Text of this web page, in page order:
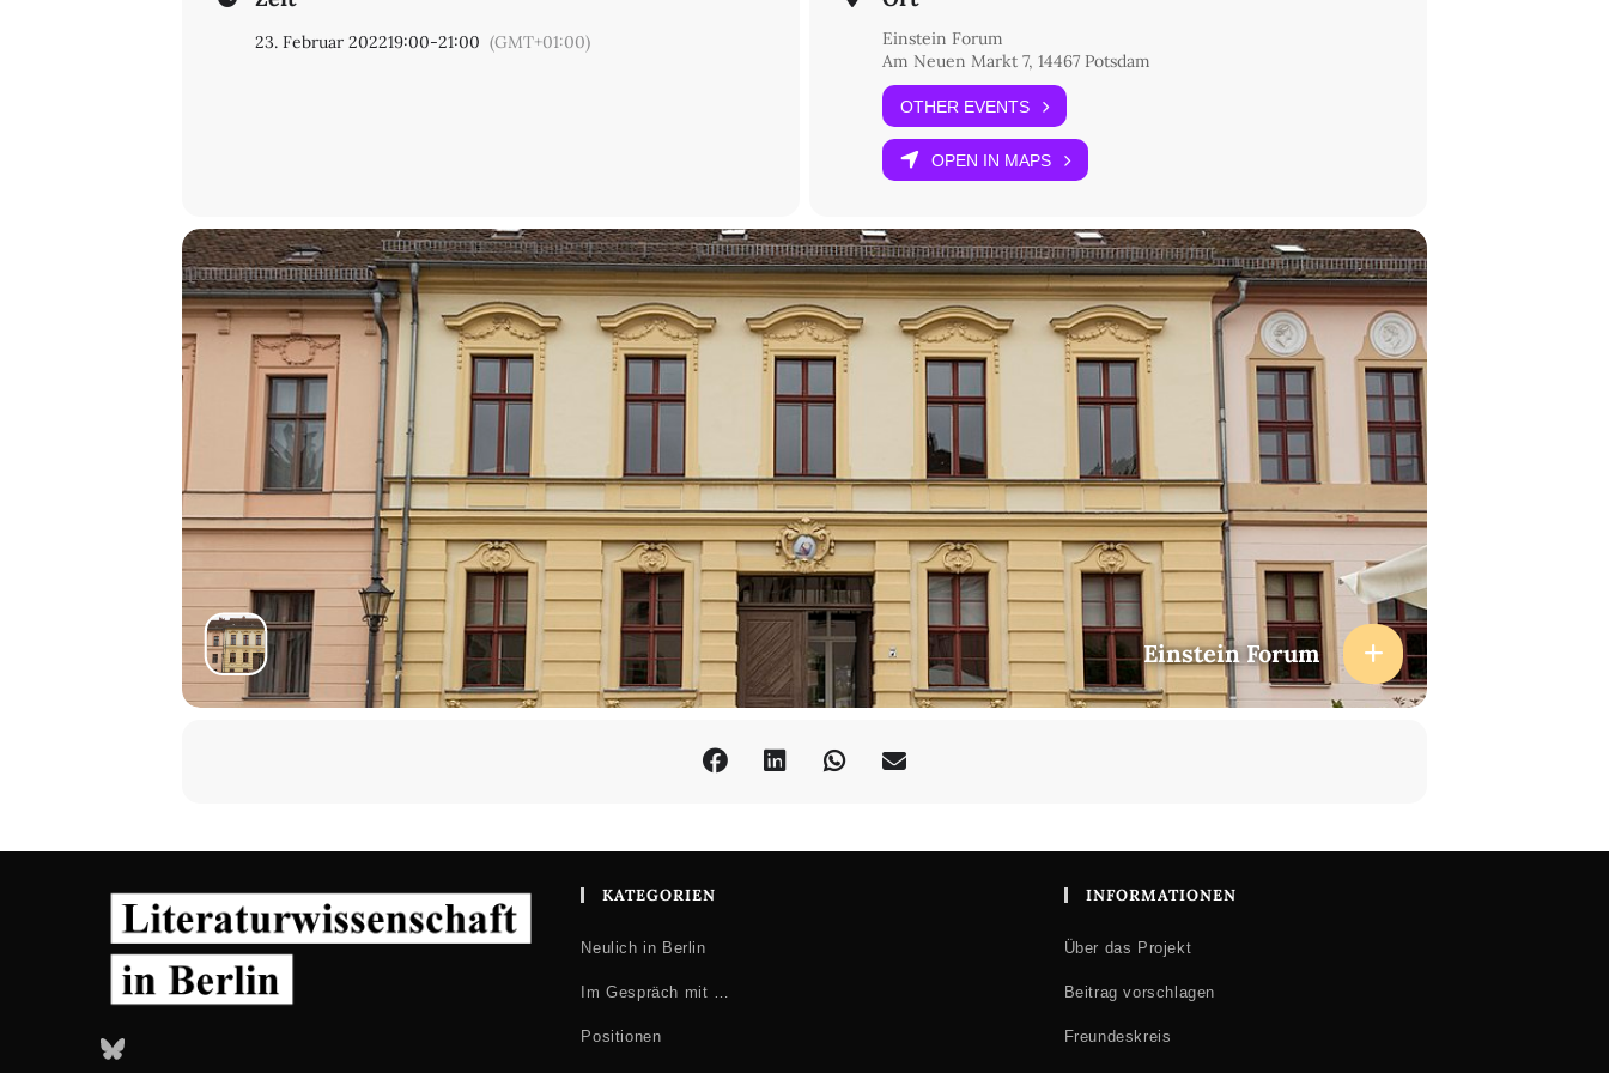
23. Februar 202219:00-21:00 (GMT+01:00)
Einstein Forum
Am Neuen Markt 7, 14467 Potsdam
OTHER EVENTS
OPEN IN MAPS
Einstein Forum
Bluesky
KATEGORIEN
Neulich in Berlin
Im Gespräch mit …
Positionen
INFORMATIONEN
Über das Projekt
Beitrag vorschlagen
Freundeskreis